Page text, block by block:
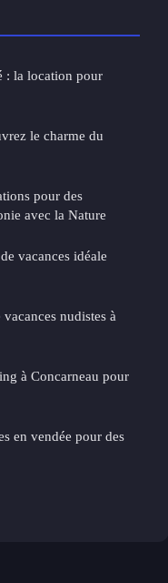
: la location pour
le charme du
pour des
avec la Nature
vacances idéale
nudistes à
à Concarneau pour
en vendée pour des